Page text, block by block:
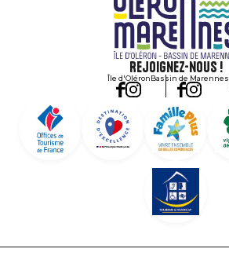
Rejoignez-nous !
Île d'OléronBassin de Marennes